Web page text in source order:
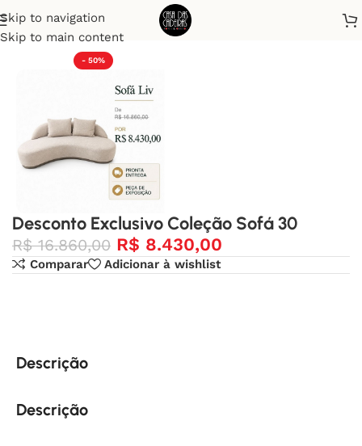
Skip to navigation
Skip to main content
Início Desconto Exclusivo
- 50%
Desconto Exclusivo Coleção Sofá 30
R$16.860,00 R$ 8.430,00
Comparar Adicionar à wishlist
Descrição
Descrição